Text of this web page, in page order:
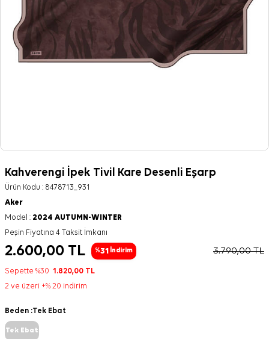
Kahverengi İpek Tivil Kare Desenli Eşarp
Ürün Kodu : 8478713_931
Aker
Model : 2024 AUTUMN-WINTER
Peşin Fiyatına 4 Taksit İmkanı
2.600,00 TL %31 İndirim 3.790,00TL
Sepette %30 1.820,00 TL
2 ve üzeri +% 20 indirim
Beden :Tek Ebat
Tek Ebat